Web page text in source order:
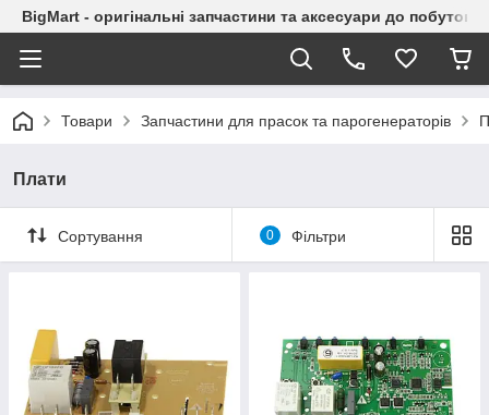
BigMart - оригінальні запчастини та аксесуари до побутової
Товари Запчастини для прасок та парогенераторів
Плати
Сортування 0 Фільтри